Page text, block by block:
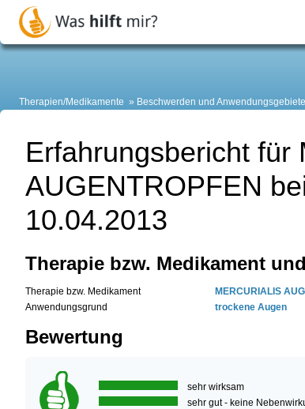
Therapien/Medikamente Beschwerden und Anwendungsgebiete
Erfahrungsbericht für
AUGENTROPFEN
10.04.2013
Therapie bzw. Medikament
Therapie bzw. Medikament
MERCURIALIS
Anwendungsgrund
trockene Augen
Bewertung
sehr wirksam
sehr gut - keine